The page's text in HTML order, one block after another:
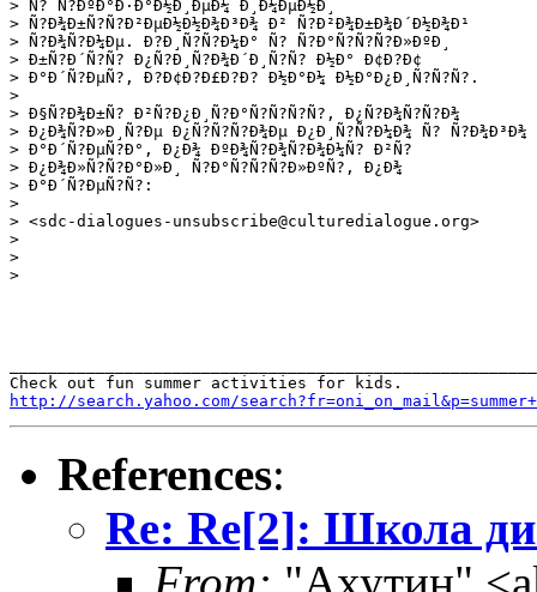
> Ñ? Ñ?ÐºÐ°Ð·Ð°Ð½Ð¸ÐµÐ¼ Ð¸Ð¼ÐµÐ½Ð¸
> Ñ?Ð¾Ð±Ñ?Ñ?Ð²ÐµÐ½Ð½Ð¾Ð³Ð¾ Ð² Ñ?Ð²Ð¾Ð±Ð¾Ð´Ð½Ð¾Ð¹
> Ñ?Ð¾Ñ?Ð¼Ðµ. Ð?Ð¸Ñ?Ñ?Ð¼Ð° Ñ? Ñ?Ð°Ñ?Ñ?Ñ?Ð»ÐºÐ¸
> Ð±Ñ?Ð´Ñ?Ñ? Ð¿Ñ?Ð¸Ñ?Ð¾Ð´Ð¸Ñ?Ñ? Ð½Ð° Ð¢Ð?Ð¢
> Ð°Ð´Ñ?ÐµÑ?, Ð?Ð¢Ð?Ð£Ð?Ð? Ð½Ð°Ð¼ Ð½Ð°Ð¿Ð¸Ñ?Ñ?Ñ?.
>
> Ð§Ñ?Ð¾Ð±Ñ? Ð²Ñ?Ð¿Ð¸Ñ?Ð°Ñ?Ñ?Ñ?Ñ?, Ð¿Ñ?Ð¾Ñ?Ñ?Ð¾
> Ð¿Ð¾Ñ?Ð»Ð¸Ñ?Ðµ Ð¿Ñ?Ñ?Ñ?Ð¾Ðµ Ð¿Ð¸Ñ?Ñ?Ð¼Ð¾ Ñ? Ñ?Ð¾Ð³Ð¾
> Ð°Ð´Ñ?ÐµÑ?Ð°, Ð¿Ð¾ ÐºÐ¾Ñ?Ð¾Ñ?Ð¾Ð¼Ñ? Ð²Ñ?
> Ð¿Ð¾Ð»Ñ?Ñ?Ð°Ð»Ð¸ Ñ?Ð°Ñ?Ñ?Ñ?Ð»ÐºÑ?, Ð¿Ð¾
> Ð°Ð´Ñ?ÐµÑ?Ñ?:
>
> <sdc-dialogues-unsubscribe@culturedialogue.org>
>
>
>
http://search.yahoo.com/
References:
Re: Re[2]: Школа